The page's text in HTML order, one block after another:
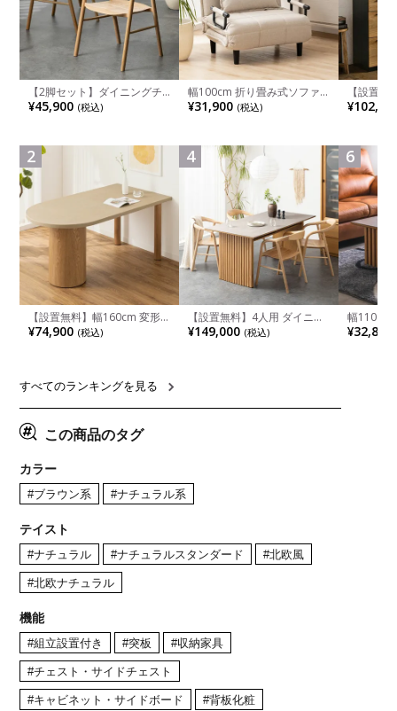
【2脚セット】ダイニングチ
ェア 木製 LUGA 肘付き チェ
ア 天然木 リビング椅子 板座
ュラル ブラウン 完成品
¥45,900 (税込)
2
【設置無料】幅160cm 変形
半円 ダイニングテーブル モ
ルタル風 LENAS コンクリー
リア風 グレージュ
¥74,900 (税込)
幅100cm 折り畳み式ソファ
ベッド コンパクト リクライ
ニング カウチスタイル 省ス
¥31,900 (税込)
4
【設置無料】4人用 ダイニン
グテーブルセット 5点 LUGA
セラミックテーブル おしゃれ
¥149,000 (税込)
【設置
チンカウ
板 引き出
れ ウッデ
ル グレー
6
幅110cm
木目調 リ
付き 長方
¥32,800
すべてのランキングを見る
この商品のタグ
カラー
#ブラウン系 #ナチュラル系
テイスト
#ナチュラル #ナチュラルスタンダード #北欧風
#北欧ナチュラル
機能
#組立設置付き #突板 #収納家具
#チェスト・サイドチェスト
#キャビネット・サイドボード #背板化粧